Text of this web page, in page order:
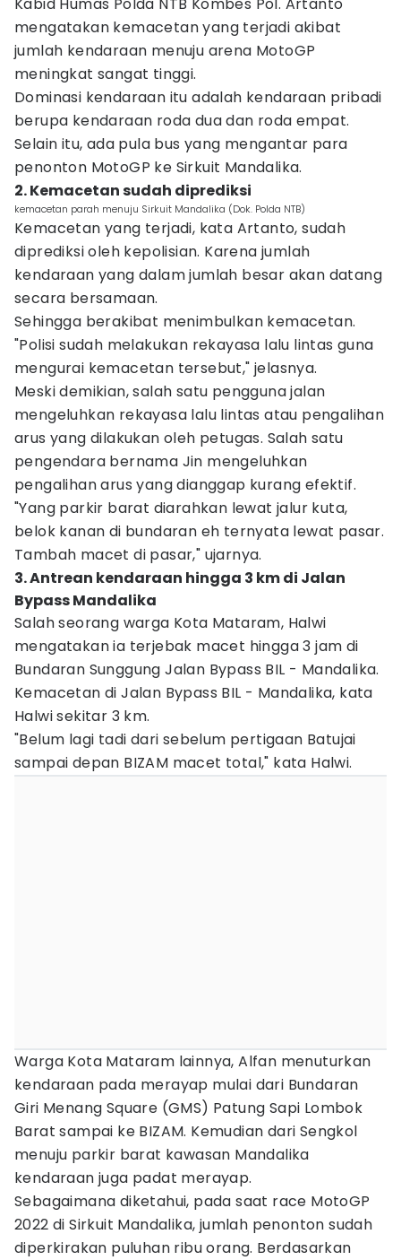
mengatakan kemacetan yang terjadi akibat
jumlah kendaraan menuju arena MotoGP
meningkat sangat tinggi.
Dominasi kendaraan itu adalah kendaraan pribadi
berupa kendaraan roda dua dan roda empat.
Selain itu, ada pula bus yang mengantar para
penonton MotoGP ke Sirkuit Mandalika.
2. Kemacetan sudah diprediksi
kemacetan parah menuju Sirkuit Mandalika (Dok. Polda NTB)
Kemacetan yang terjadi, kata Artanto, sudah
diprediksi oleh kepolisian. Karena jumlah
kendaraan yang dalam jumlah besar akan datang
secara bersamaan.
Sehingga berakibat menimbulkan kemacetan.
"Polisi sudah melakukan rekayasa lalu lintas guna
mengurai kemacetan tersebut," jelasnya.
Meski demikian, salah satu pengguna jalan
mengeluhkan rekayasa lalu lintas atau pengalihan
arus yang dilakukan oleh petugas. Salah satu
pengendara bernama Jin mengeluhkan
pengalihan arus yang dianggap kurang efektif.
"Yang parkir barat diarahkan lewat jalur kuta,
belok kanan di bundaran eh ternyata lewat pasar.
Tambah macet di pasar," ujarnya.
3. Antrean kendaraan hingga 3 km di Jalan
Bypass Mandalika
Salah seorang warga Kota Mataram, Halwi
mengatakan ia terjebak macet hingga 3 jam di
Bundaran Sunggung Jalan Bypass BIL - Mandalika.
Kemacetan di Jalan Bypass BIL - Mandalika, kata
Halwi sekitar 3 km.
"Belum lagi tadi dari sebelum pertigaan Batujai
sampai depan BIZAM macet total," kata Halwi.
Warga Kota Mataram lainnya, Alfan menuturkan
kendaraan pada merayap mulai dari Bundaran
Giri Menang Square (GMS) Patung Sapi Lombok
Barat sampai ke BIZAM. Kemudian dari Sengkol
menuju parkir barat kawasan Mandalika
kendaraan juga padat merayap.
Sebagaimana diketahui, pada saat race MotoGP
2022 di Sirkuit Mandalika, jumlah penonton sudah
diperkirakan puluhan ribu orang. Berdasarkan